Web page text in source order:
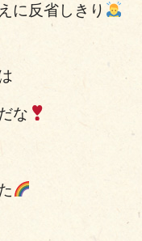
に反省しきり
な